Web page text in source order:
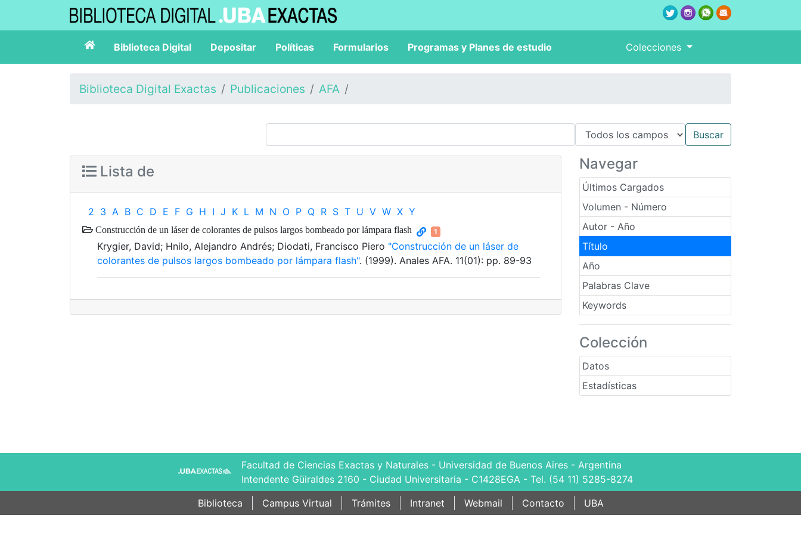
Biblioteca Digital Depositar Políticas Formularios Programas y Planes de estudio Colecciones
Biblioteca Digital Exactas Publicaciones AFA
Navegar
Últimos Cargados
Volumen - Número
Autor - Año
Título
Año
Palabras Clave
Keywords
Colección
Datos
Estadísticas
Lista de
2 3 A B C D E F G H I J K L M N O P Q R S T U V W X Y
Construcción de un láser de colorantes de pulsos largos bombeado por lámpara flash 1
Krygier, David; Hnilo, Alejandro Andrés; Diodati, Francisco Piero "Construcción de un láser de
colorantes de pulsos largos bombeado por lámpara flash". (1999). Anales AFA. 11(01): pp. 89-93
Facultad de Ciencias Exactas y Naturales - Universidad de Buenos Aires - Argentina
Intendente Güiraldes 2160 - Ciudad Universitaria - C1428EGA - Tel. (54 11) 5285-8274
Biblioteca
Campus Virtual Trámites Intranet Webmail Contacto UBA